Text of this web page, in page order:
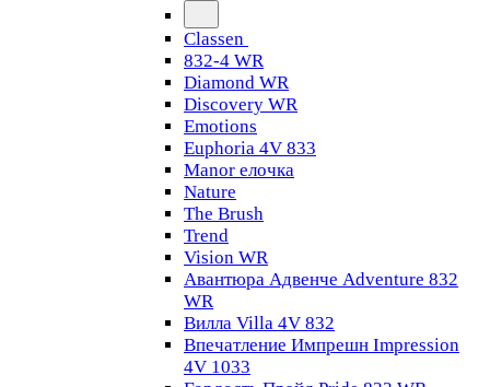
Classen
832-4 WR
Diamond WR
Discovery WR
Emotions
Euphoria 4V 833
Manor елочка
Nature
The Brush
Trend
Vision WR
Авантюра Адвенче Adventure 832
WR
Вилла Villa 4V 832
Впечатление Импрешн Impression
4V 1033